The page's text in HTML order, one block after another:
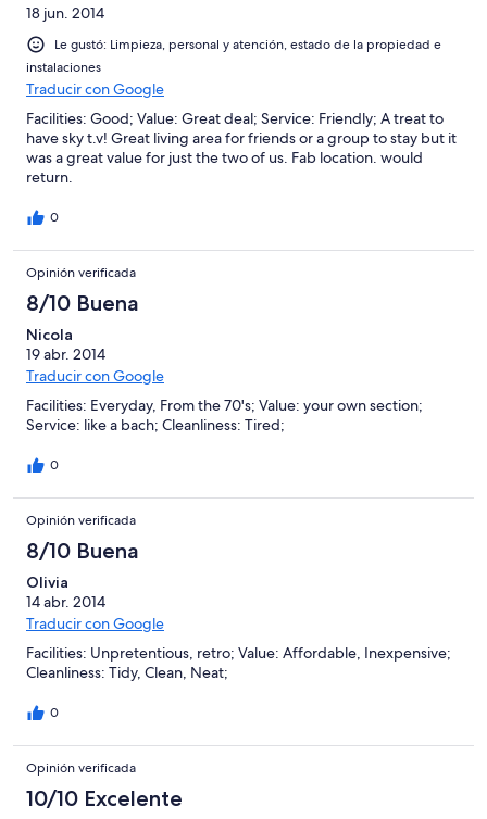
18 jun. 2014
Le gustó: Limpieza, personal y atención, estado de la propiedad e
instalaciones
Traducir con Google
Facilities: Good; Value: Great deal; Service: Friendly; A treat to
have sky t.v! Great living area for friends or a group to stay but it
was a great value for just the two of us. Fab location. would
return.
0
Opinión verificada
8/10 Buena
Nicola
19 abr. 2014
Traducir con Google
Facilities: Everyday, From the 70's; Value: your own section;
Service: like a bach; Cleanliness: Tired;
0
Opinión verificada
8/10 Buena
Olivia
14 abr. 2014
Traducir con Google
Facilities: Unpretentious, retro; Value: Affordable, Inexpensive;
Cleanliness: Tidy, Clean, Neat;
0
Opinión verificada
10/10 Excelente